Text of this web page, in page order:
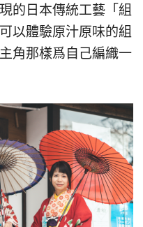
的日本傳統工藝「組
以體驗原汁原味的組
角那樣爲自己編織一